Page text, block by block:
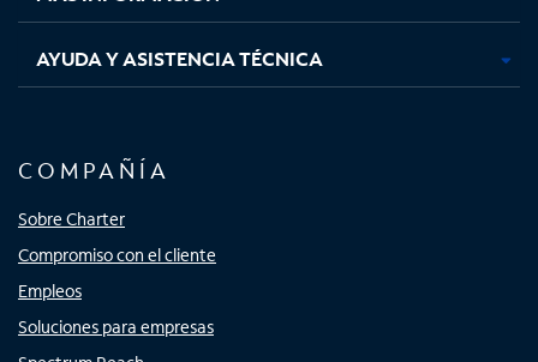
AYUDA Y ASISTENCIA TÉCNICA
COMPAÑÍA
Sobre Charter
Compromiso con el cliente
Empleos
Soluciones para empresas